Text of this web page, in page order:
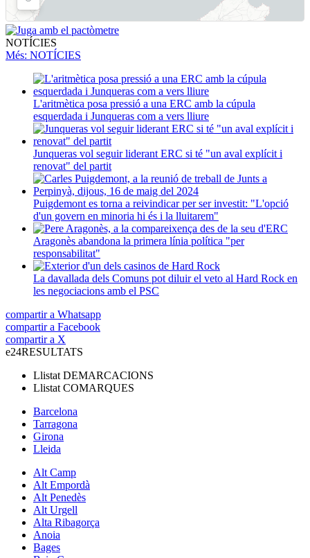
NOTÍCIES
Més: NOTÍCIES
L'aritmètica posa pressió a una ERC amb la cúpula
esquerdada i Junqueras com a vers lliure
Junqueras vol seguir liderant ERC si té "un aval explícit i
renovat" del partit
Puigdemont es torna a reivindicar per ser investit: "L'opció
d'un govern en minoria hi és i la lluitarem"
Aragonès abandona la primera línia política "per
responsabilitat"
La davallada dels Comuns pot diluir el veto al Hard Rock en
les negociacions amb el PSC
compartir a Whatsapp
compartir a Facebook
compartir a X
e24RESULTATS
Llistat DEMARCACIONS
Llistat COMARQUES
Barcelona
Tarragona
Girona
Lleida
Alt Camp
Alt Empordà
Alt Penedès
Alt Urgell
Alta Ribagorça
Anoia
Bages